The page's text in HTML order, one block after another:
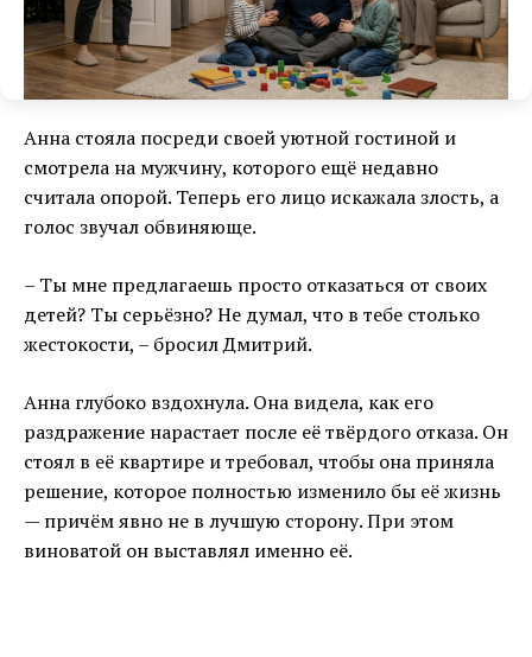
Анна стояла посреди своей уютной гостиной и
смотрела на мужчину, которого ещё недавно
считала опорой. Теперь его лицо искажала злость, а
голос звучал обвиняюще.
– Ты мне предлагаешь просто отказаться от своих
детей? Ты серьёзно? Не думал, что в тебе столько
жестокости, – бросил Дмитрий.
Анна глубоко вздохнула. Она видела, как его
раздражение нарастает после её твёрдого отказа. Он
стоял в её квартире и требовал, чтобы она приняла
решение, которое полностью изменило бы её жизнь
— причём явно не в лучшую сторону. При этом
виноватой он выставлял именно её.